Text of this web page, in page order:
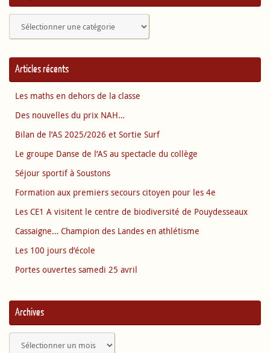
Articles récents
Les maths en dehors de la classe
Des nouvelles du prix NAH…
Bilan de l’AS 2025/2026 et Sortie Surf
Le groupe Danse de l’AS au spectacle du collège
Séjour sportif à Soustons
Formation aux premiers secours citoyen pour les 4e
Les CE1 A visitent le centre de biodiversité de Pouydesseaux
Cassaigne… Champion des Landes en athlétisme
Les 100 jours d’école
Portes ouvertes samedi 25 avril
Archives